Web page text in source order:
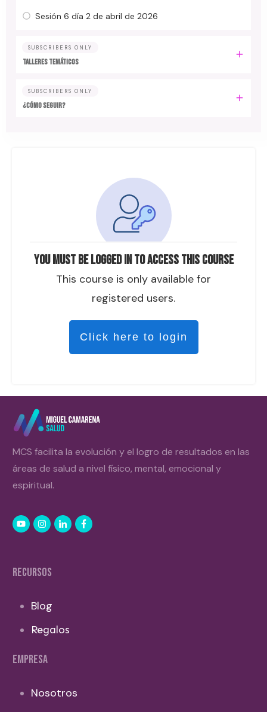
You must be logged in to access this course
This course is only available for
registered users.
Click here to login
Sesión 6 día 2 de abril de 2026
SUBSCRIBERS ONLY
TALLERES TEMÁTICOS
SUBSCRIBERS ONLY
¿CÓMO SEGUIR?
MCS facilita la evolución y el logro de resultados en las
áreas de salud a nivel físico, mental, emocional y
espiritual.
RECURSOS
Blog
Regalos
EMPRESA
Nosotros